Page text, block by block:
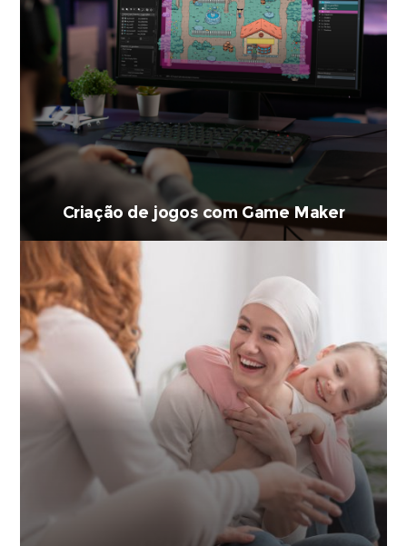
Criação de jogos com Game Maker